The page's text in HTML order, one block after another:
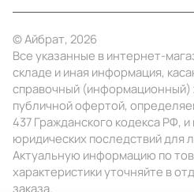
© Айбрат, 2026
Все указанные в интернет-
складе и иная информация,
справочный (информационный)
публичной офертой,
437 Гражданского кодекса РФ,
юридических последствий для
Актуальную информацию по
характеристики уточняйте в
заказа.